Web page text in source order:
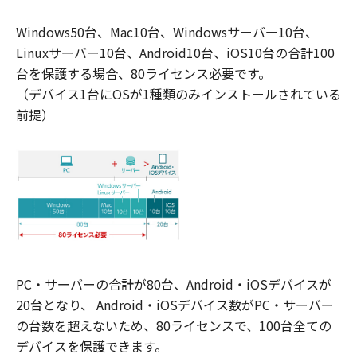
Windows50台、Mac10台、Windowsサーバー10台、
Linuxサーバー10台、Android10台、iOS10台の合計100
台を保護する場合、80ライセンス必要です。
（デバイス1台にOSが1種類のみインストールされている
前提）
PC・サーバーの合計が80台、Android・iOSデバイスが
20台となり、 Android・iOSデバイス数がPC・サーバー
の台数を超えないため、80ライセンスで、100台全ての
デバイスを保護できます。